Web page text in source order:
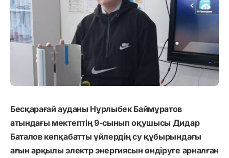
Бесқарағай ауданы Нұрлыбек Баймұратов
атындағы мектептің 9-сынып оқушысы Дидар
Баталов көпқабатты үйлердің су құбырындағы
ағын арқылы электр энергиясын өндіруге арналған